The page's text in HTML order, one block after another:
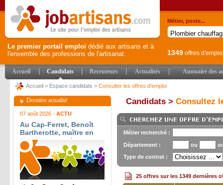
Le premier portail emploi dédié aux artisans et à
l'ensemble des professions de l'artisanat.
Métier, poste...
1349 offres
Accueil Candidats Recruteurs Actualités Annuaire des
Accueil > Espace candidats > Consulter les offres d'emploi
Dernière actualité
07 août 2026 - ACTU
Au Cap-Ferret, Benoît
Bartherotte, maître en
son royaume - Le
Monde.fr
Candidats > Consultez
Métier recherché :
Département : ou
Type de contrat :
25 offres sur les 1349 dernières